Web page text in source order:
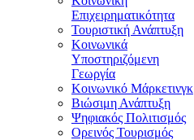
Επιχειρηματικότητα
Τουριστική Ανάπτυξη
Κοινωνικά
Υποστηριζόμενη
Γεωργία
Κοινωνικό Μάρκετινγκ
Βιώσιμη Ανάπτυξη
Ψηφιακός Πολιτισμός
Ορεινός Τουρισμός